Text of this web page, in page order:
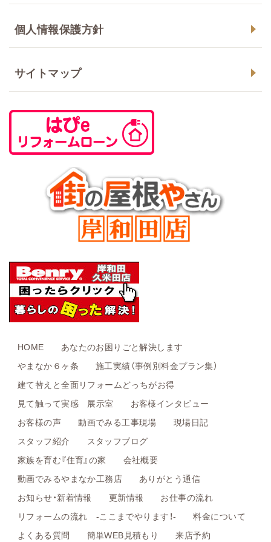
個人情報保護方針
サイトマップ
HOME
あなたのお困りごと解決します
やまなか６ヶ条
施工実績（事例別料金プラン集）
建て替えと全面リフォームどっちがお得
見て触って実感 展示室
お客様インタビュー
お客様の声
動画でみる工事現場
現場日記
スタッフ紹介
スタッフブログ
家族を育む『住育』の家
会社概要
動画でみるやまなか工務店
ありがとう通信
お知らせ・新着情報
更新情報
お仕事の流れ
リフォームの流れ -ここまでやります！-
料金について
よくある質問
簡単WEB見積もり
来店予約